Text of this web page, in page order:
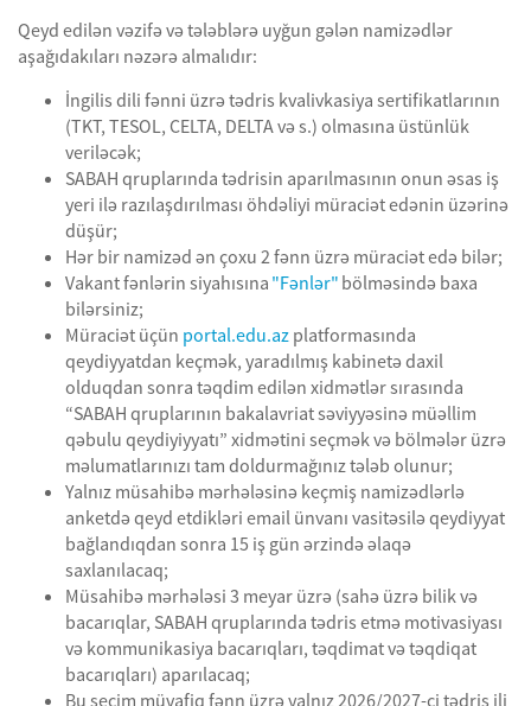
Qeyd edilən vəzifə və tələblərə uyğun gələn namizədlər
aşağıdakıları nəzərə almalıdır:
İngilis dili fənni üzrə tədris kvalivkasiya sertifikatlarının
(TKT, TESOL, CELTA, DELTA və s.) olmasına üstünlük
veriləcək;
SABAH qruplarında tədrisin aparılmasının onun əsas iş
yeri ilə razılaşdırılması öhdəliyi müraciət edənin üzərinə
düşür;
Hər bir namizəd ən çoxu 2 fənn üzrə müraciət edə bilər;
Vakant fənlərin siyahısına "Fənlər" bölməsində baxa
bilərsiniz;
Müraciət üçün portal.edu.az platformasında
qeydiyyatdan keçmək, yaradılmış kabinetə daxil
olduqdan sonra təqdim edilən xidmətlər sırasında
“SABAH qruplarının bakalavriat səviyyəsinə müəllim
qəbulu qeydiyiyyatı” xidmətini seçmək və bölmələr üzrə
məlumatlarınızı tam doldurmağınız tələb olunur;
Yalnız müsahibə mərhələsinə keçmiş namizədlərlə
anketdə qeyd etdikləri email ünvanı vasitəsilə qeydiyyat
bağlandıqdan sonra 15 iş gün ərzində əlaqə
saxlanılacaq;
Müsahibə mərhələsi 3 meyar üzrə (sahə üzrə bilik və
bacarıqlar, SABAH qruplarında tədris etmə motivasiyası
və kommunikasiya bacarıqları, təqdimat və təqdiqat
bacarıqları) aparılacaq;
Bu seçim müvafiq fənn üzrə yalnız 2026/2027-ci tədris ili